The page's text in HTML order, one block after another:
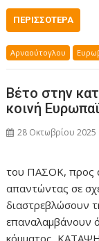
ΠΕΡΙΣΣΌΤΕΡΑ
Αρναούτογλου
Βέτο στην
κοινή
28 Οκτωβρίου 2025
του ΠΑΣΟΚ, προς
απαντώντας σε
διαστρεβλώσουν
επαναλαμβάνουν
κόμματος,